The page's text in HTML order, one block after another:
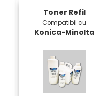
Toner Refil
Compatibil cu
Konica-Minolta